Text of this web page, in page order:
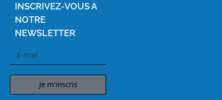
INSCRIVEZ-VOUS A
NOTRE
NEWSLETTER
Je m'inscris